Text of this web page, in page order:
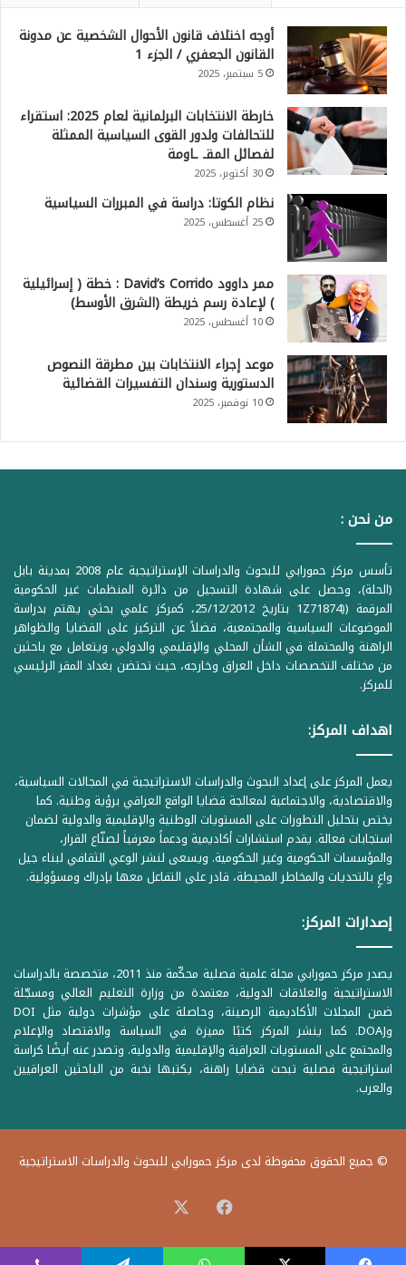
أوجه اختلاف قانون الأحوال الشخصية عن مدونة
القانون الجعفري / الجزء 1
5 سبتمبر، 2025
خارطة الانتخابات البرلمانية لعام 2025: استقراء
للتحالفات ولدور القوى السياسية الممثلة
لفصائل المقـ ـاومة
30 أكتوبر، 2025
نظام الكوتا: دراسة في المبررات السياسية
25 أغسطس، 2025
ممر داوود David’s Corrido : خطة ( إسرائيلية
) لإعادة رسم خريطة (الشرق الأوسط)
10 أغسطس، 2025
موعد إجراء الانتخابات بين مطرقة النصوص
الدستورية وسندان التفسيرات القضائية
10 نوفمبر، 2025
من نحن :
تأسس مركز حمورابي للبحوث والدراسات الإستراتيجية عام 2008 بمدينة بابل
(الحلة)، وحصل على شهادة التسجيل من دائرة المنظمات غير الحكومية
المرقمة ((1Z71874 بتاريخ 25/12/2012، كمركز علمي بحثي يهتم بدراسة
الموضوعات السياسية والمجتمعية، فضلاً عن التركيز على القضايا والظواهر
الراهنة والمحتملة في الشأن المحلي والإقليمي والدولي، ويتعامل مع باحثين
من مختلف التخصصات داخل العراق وخارجه، حيث تحتضن بغداد المقر الرئيسي
للمركز.
اهداف المركز:
يعمل المركز على إعداد البحوث والدراسات الاستراتيجية في المجالات السياسية،
والاقتصادية، والاجتماعية لمعالجة قضايا الواقع العراقي برؤية وطنية. كما
يختص بتحليل التطورات على المستويات الوطنية والإقليمية والدولية لضمان
استجابات فعالة. يقدم استشارات أكاديمية ودعماً معرفياً لصنّاع القرار،
والمؤسسات الحكومية وغير الحكومية. ويسعى لنشر الوعي الثقافي لبناء جيل
واعٍ بالتحديات والمخاطر المحيطة، قادر على التفاعل معها بإدراك ومسؤولية.
إصدارات المركز:
يصدر مركز حمورابي مجلة علمية فصلية محكّمة منذ 2011، متخصصة بالدراسات
الاستراتيجية والعلاقات الدولية، معتمدة من وزارة التعليم العالي ومسجّلة
ضمن المجلات الأكاديمية الرصينة، وحاصلة على مؤشرات دولية مثل DOI
وDOAJ. كما ينشر المركز كتبًا مميزة في السياسة والاقتصاد والإعلام
والمجتمع على المستويات العراقية والإقليمية والدولية. وتصدر عنه أيضًا كراسة
استراتيجية فصلية تبحث قضايا راهنة، يكتبها نخبة من الباحثين العراقيين
والعرب.
© جميع الحقوق محفوظة لدى مركز حمورابي للبحوث والدراسات الاستراتيجية
فيسبوك